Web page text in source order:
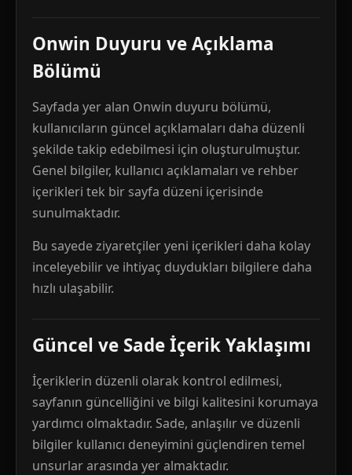
Onwin Duyuru ve Açıklama
Bölümü
Sayfada yer alan Onwin duyuru bölümü,
kullanıcıların güncel açıklamaları daha düzenli
şekilde takip edebilmesi için oluşturulmuştur.
Genel bilgiler, kullanıcı açıklamaları ve rehber
içerikleri tek bir sayfa düzeni içerisinde
sunulmaktadır.
Bu sayede ziyaretçiler yeni içerikleri daha kolay
inceleyebilir ve ihtiyaç duydukları bilgilere daha
hızlı ulaşabilir.
Güncel ve Sade İçerik Yaklaşımı
İçeriklerin düzenli olarak kontrol edilmesi,
sayfanın güncelliğini ve bilgi kalitesini korumaya
yardımcı olmaktadır. Sade, anlaşılır ve düzenli
bilgiler kullanıcı deneyimini güçlendiren temel
unsurlar arasında yer almaktadır.